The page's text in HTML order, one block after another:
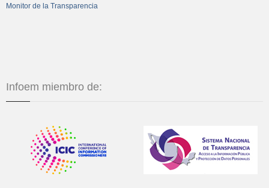
Monitor de la Transparencia
Infoem miembro de: